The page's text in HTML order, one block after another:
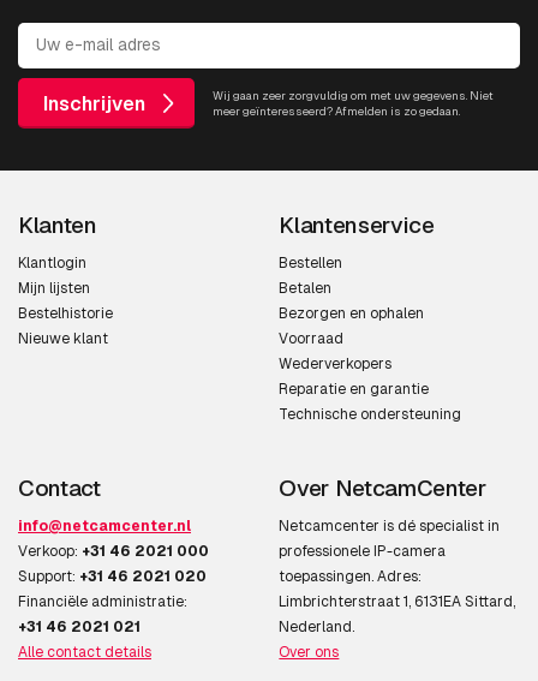
Inschrijven
Wij gaan zeer zorgvuldig om met uw gegevens. Niet
meer geïnteresseerd? Afmelden is zo gedaan.
Klanten
Klantlogin
Mijn lijsten
Bestelhistorie
Nieuwe klant
Klantenservice
Bestellen
Betalen
Bezorgen en ophalen
Voorraad
Wederverkopers
Reparatie en garantie
Technische ondersteuning
Contact
info@netcamcenter.nl
Verkoop: +31 46 2021 000
Support: +31 46 2021 020
Financiële administratie:
+31 46 2021 021
Alle contact details
Over NetcamCenter
Netcamcenter is dé specialist in
professionele IP-camera
toepassingen. Adres:
Limbrichterstraat 1, 6131EA Sittard,
Nederland.
Over ons